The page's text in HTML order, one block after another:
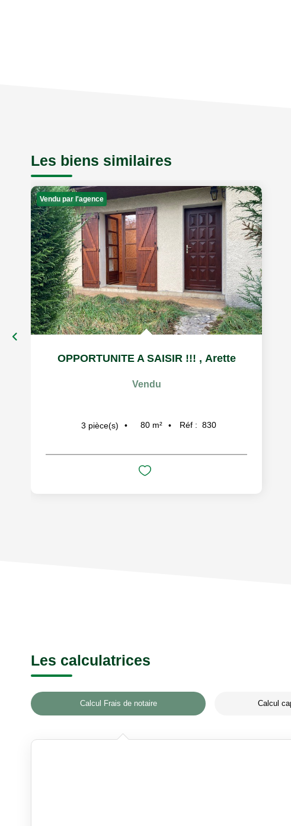
Les biens similaires
Vendu par l'agence
OPPORTUNITE A SAISIR !!! , Arette
Vendu
3 pièce(s) 80 m² Réf : 830
Les calculatrices
Calcul Frais de notaire Calcul